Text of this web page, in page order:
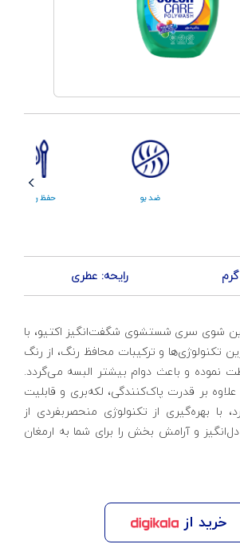
ضد بو حفظ رنگ لباس
رایحه: عطری
شوی سری شستشوی شگفت‌انگیز اکتیو، با
تکنولوژی‌ها و ترکیبات محافظ رنگ، از رنگ
نموده و باعث دوام بیشتر البسه می‌گردد.
بر قدرت پاک‌کنندگی، لکه‌بری و قابلیت
بهره‌گیری از تکنولوژی منحصربفردی از
و آرامش بخش را برای شما به ارمغان
خرید از